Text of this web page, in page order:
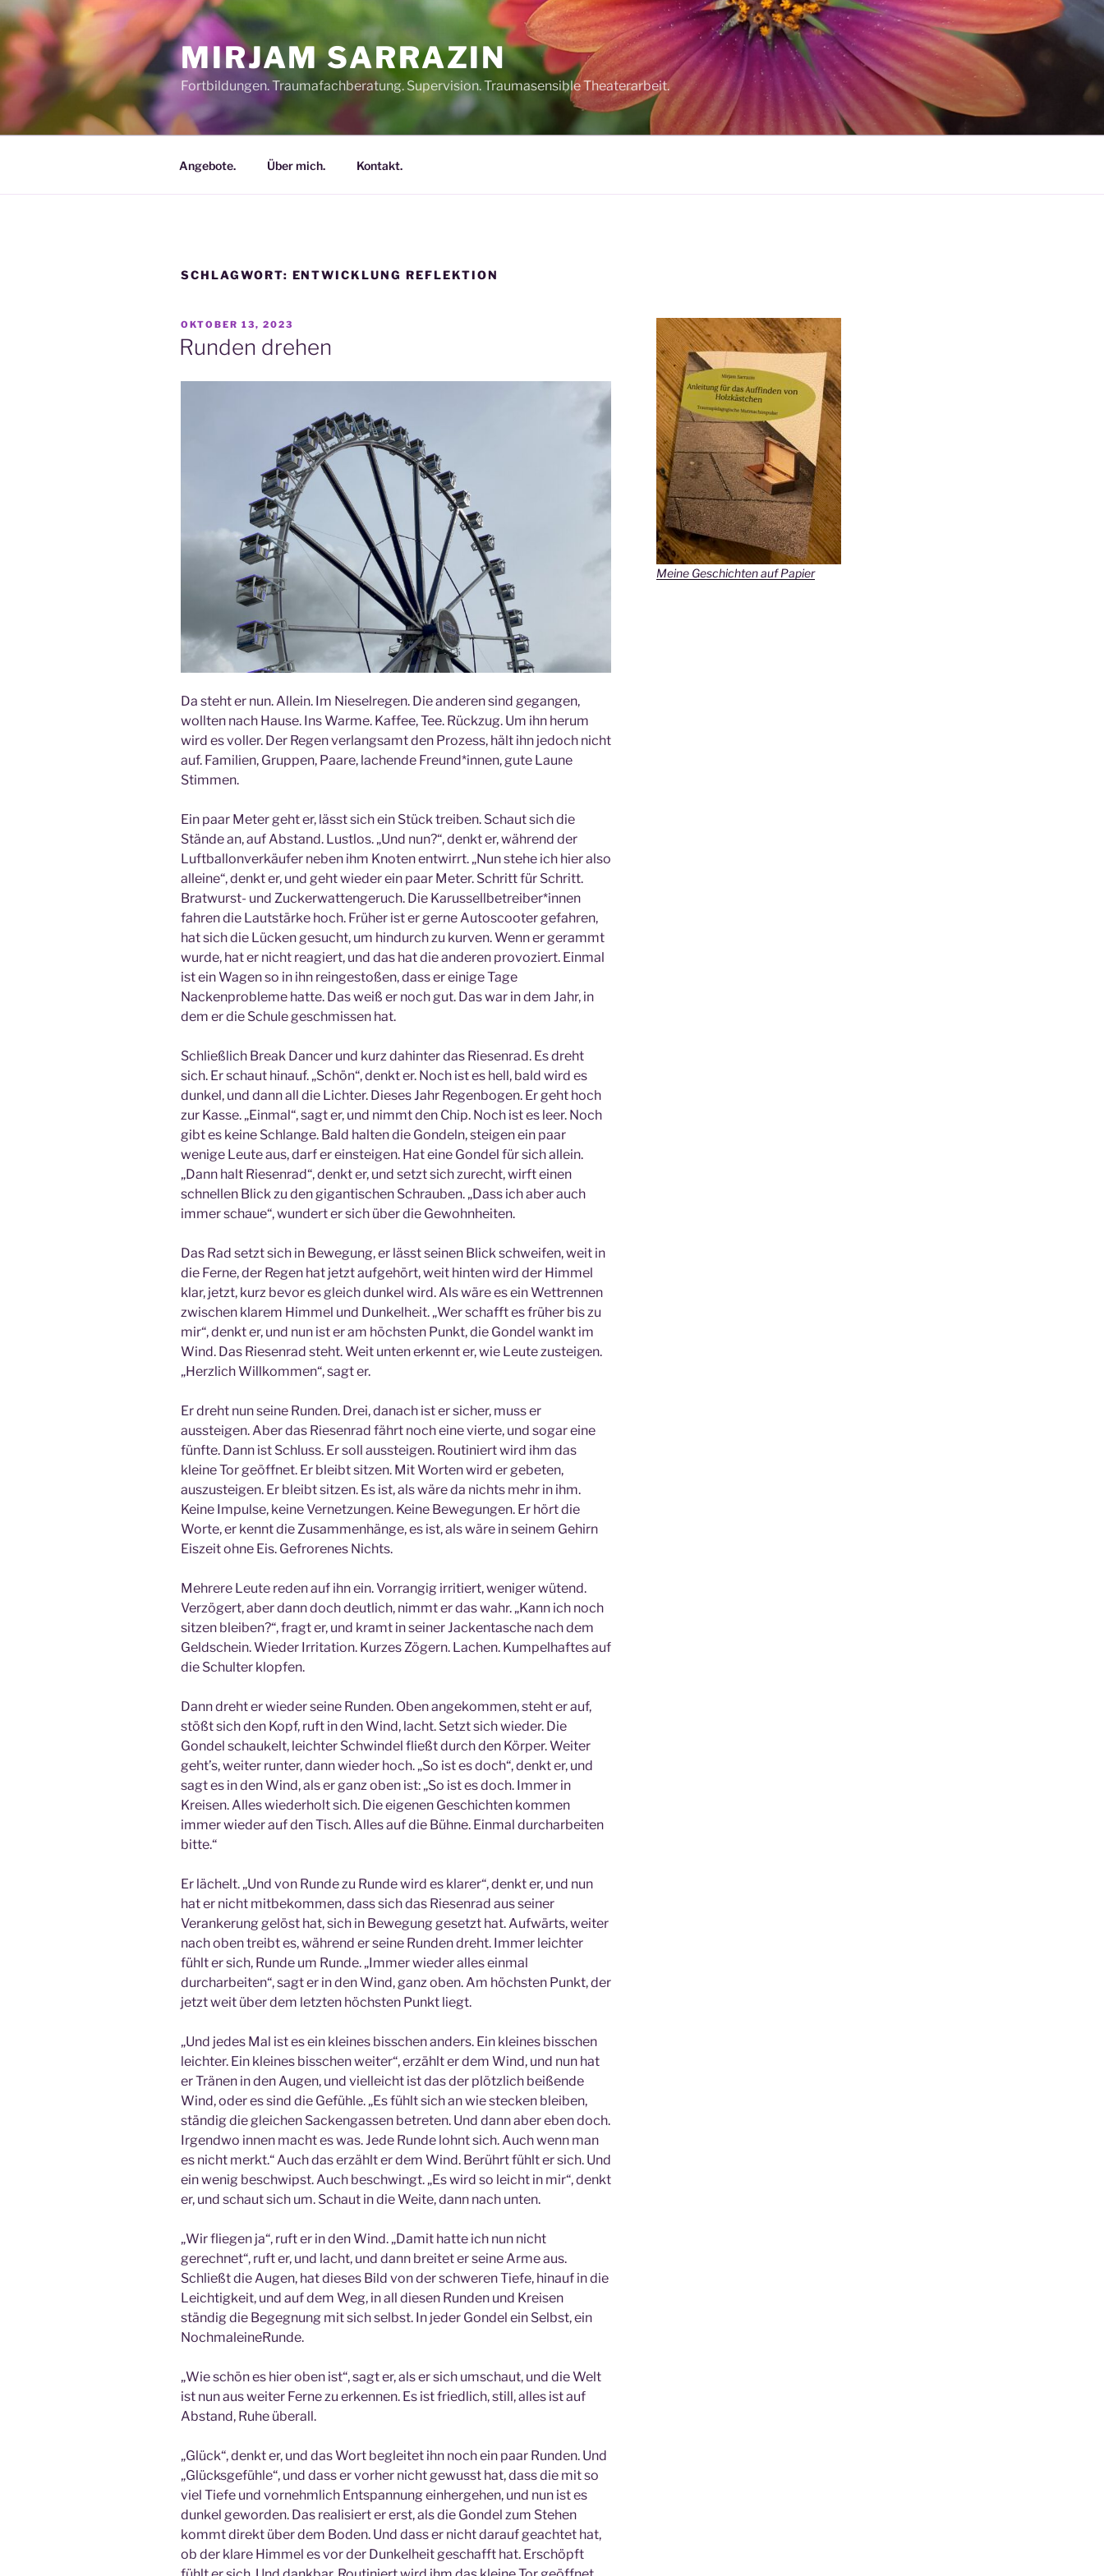
Zum
Inhalt
springen
MIRJAM SARRAZIN
Fortbildungen. Traumafachberatung. Supervision. Traumasensible Theaterarbeit.
Angebote. Über mich. Kontakt.
SCHLAGWORT: ENTWICKLUNG REFLEKTION
VERÖFFENTLICHT
AM
OKTOBER 13, 2023
Runden drehen
Da steht er nun. Allein. Im Nieselregen. Die anderen sind gegangen,
wollten nach Hause. Ins Warme. Kaffee, Tee. Rückzug. Um ihn herum
wird es voller. Der Regen verlangsamt den Prozess, hält ihn jedoch nicht
auf. Familien, Gruppen, Paare, lachende Freund*innen, gute Laune
Stimmen.
Ein paar Meter geht er, lässt sich ein Stück treiben. Schaut sich die
Stände an, auf Abstand. Lustlos. „Und nun?“, denkt er, während der
Luftballonverkäufer neben ihm Knoten entwirrt. „Nun stehe ich hier also
alleine“, denkt er, und geht wieder ein paar Meter. Schritt für Schritt.
Bratwurst- und Zuckerwattengeruch. Die Karussellbetreiber*innen
fahren die Lautstärke hoch. Früher ist er gerne Autoscooter gefahren,
hat sich die Lücken gesucht, um hindurch zu kurven. Wenn er gerammt
wurde, hat er nicht reagiert, und das hat die anderen provoziert. Einmal
ist ein Wagen so in ihn reingestoßen, dass er einige Tage
Nackenprobleme hatte. Das weiß er noch gut. Das war in dem Jahr, in
dem er die Schule geschmissen hat.
Schließlich Break Dancer und kurz dahinter das Riesenrad. Es dreht
sich. Er schaut hinauf. „Schön“, denkt er. Noch ist es hell, bald wird es
dunkel, und dann all die Lichter. Dieses Jahr Regenbogen. Er geht hoch
zur Kasse. „Einmal“, sagt er, und nimmt den Chip. Noch ist es leer. Noch
gibt es keine Schlange. Bald halten die Gondeln, steigen ein paar
wenige Leute aus, darf er einsteigen. Hat eine Gondel für sich allein.
„Dann halt Riesenrad“, denkt er, und setzt sich zurecht, wirft einen
schnellen Blick zu den gigantischen Schrauben. „Dass ich aber auch
immer schaue“, wundert er sich über die Gewohnheiten.
Das Rad setzt sich in Bewegung, er lässt seinen Blick schweifen, weit in
die Ferne, der Regen hat jetzt aufgehört, weit hinten wird der Himmel
klar, jetzt, kurz bevor es gleich dunkel wird. Als wäre es ein Wettrennen
zwischen klarem Himmel und Dunkelheit. „Wer schafft es früher bis zu
mir“, denkt er, und nun ist er am höchsten Punkt, die Gondel wankt im
Wind. Das Riesenrad steht. Weit unten erkennt er, wie Leute zusteigen.
„Herzlich Willkommen“, sagt er.
Er dreht nun seine Runden. Drei, danach ist er sicher, muss er
aussteigen. Aber das Riesenrad fährt noch eine vierte, und sogar eine
fünfte. Dann ist Schluss. Er soll aussteigen. Routiniert wird ihm das
kleine Tor geöffnet. Er bleibt sitzen. Mit Worten wird er gebeten,
auszusteigen. Er bleibt sitzen. Es ist, als wäre da nichts mehr in ihm.
Keine Impulse, keine Vernetzungen. Keine Bewegungen. Er hört die
Worte, er kennt die Zusammenhänge, es ist, als wäre in seinem Gehirn
Eiszeit ohne Eis. Gefrorenes Nichts.
Mehrere Leute reden auf ihn ein. Vorrangig irritiert, weniger wütend.
Verzögert, aber dann doch deutlich, nimmt er das wahr. „Kann ich noch
sitzen bleiben?“, fragt er, und kramt in seiner Jackentasche nach dem
Geldschein. Wieder Irritation. Kurzes Zögern. Lachen. Kumpelhaftes auf
die Schulter klopfen.
Dann dreht er wieder seine Runden. Oben angekommen, steht er auf,
stößt sich den Kopf, ruft in den Wind, lacht. Setzt sich wieder. Die
Gondel schaukelt, leichter Schwindel fließt durch den Körper. Weiter
geht’s, weiter runter, dann wieder hoch. „So ist es doch“, denkt er, und
sagt es in den Wind, als er ganz oben ist: „So ist es doch. Immer in
Kreisen. Alles wiederholt sich. Die eigenen Geschichten kommen
immer wieder auf den Tisch. Alles auf die Bühne. Einmal durcharbeiten
bitte.“
Er lächelt. „Und von Runde zu Runde wird es klarer“, denkt er, und nun
hat er nicht mitbekommen, dass sich das Riesenrad aus seiner
Verankerung gelöst hat, sich in Bewegung gesetzt hat. Aufwärts, weiter
nach oben treibt es, während er seine Runden dreht. Immer leichter
fühlt er sich, Runde um Runde. „Immer wieder alles einmal
durcharbeiten“, sagt er in den Wind, ganz oben. Am höchsten Punkt, der
jetzt weit über dem letzten höchsten Punkt liegt.
„Und jedes Mal ist es ein kleines bisschen anders. Ein kleines bisschen
leichter. Ein kleines bisschen weiter“, erzählt er dem Wind, und nun hat
er Tränen in den Augen, und vielleicht ist das der plötzlich beißende
Wind, oder es sind die Gefühle. „Es fühlt sich an wie stecken bleiben,
ständig die gleichen Sackengassen betreten. Und dann aber eben doch.
Irgendwo innen macht es was. Jede Runde lohnt sich. Auch wenn man
es nicht merkt.“ Auch das erzählt er dem Wind. Berührt fühlt er sich. Und
ein wenig beschwipst. Auch beschwingt. „Es wird so leicht in mir“, denkt
er, und schaut sich um. Schaut in die Weite, dann nach unten.
„Wir fliegen ja“, ruft er in den Wind. „Damit hatte ich nun nicht
gerechnet“, ruft er, und lacht, und dann breitet er seine Arme aus.
Schließt die Augen, hat dieses Bild von der schweren Tiefe, hinauf in die
Leichtigkeit, und auf dem Weg, in all diesen Runden und Kreisen
ständig die Begegnung mit sich selbst. In jeder Gondel ein Selbst, ein
NochmaleineRunde.
„Wie schön es hier oben ist“, sagt er, als er sich umschaut, und die Welt
ist nun aus weiter Ferne zu erkennen. Es ist friedlich, still, alles ist auf
Abstand, Ruhe überall.
„Glück“, denkt er, und das Wort begleitet ihn noch ein paar Runden. Und
„Glücksgefühle“, und dass er vorher nicht gewusst hat, dass die mit so
viel Tiefe und vornehmlich Entspannung einhergehen, und nun ist es
dunkel geworden. Das realisiert er erst, als die Gondel zum Stehen
kommt direkt über dem Boden. Und dass er nicht darauf geachtet hat,
ob der klare Himmel es vor der Dunkelheit geschafft hat. Erschöpft
Meine Geschichten auf Papier